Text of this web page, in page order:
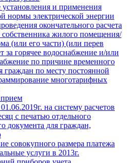
и применения
нормы электрической энергии
окончательного расчета
жилого помещения/
(или его части) (или перев
за горячее водоснабжение и/или
по причине временного
граждан по месту постоянной
многотарифных
на систему расчетов
с печатью отдельного
документа для граждан,
совокупного размера платежа
услуги в 2013г.